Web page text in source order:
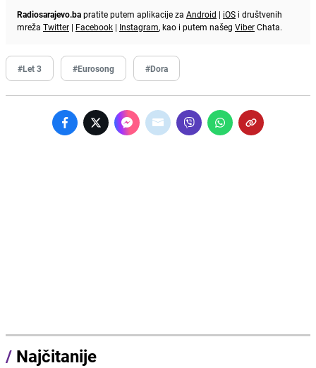
Radiosarajevo.bapratite putem aplikacije za Android | iOS i društvenih
mreža Twitter | Facebook | Instagram, kao i putem našeg ViberChata.
#Let 3 #Eurosong #Dora
/ Najčitanije